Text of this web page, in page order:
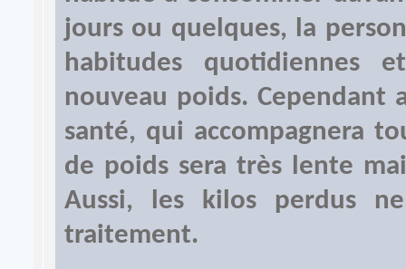
jours ou quelques, la
habitudes quotidiennes
nouveau poids. Cependant
santé, qui accompagnera
de poids sera très lente
Aussi, les kilos perdus
traitement.